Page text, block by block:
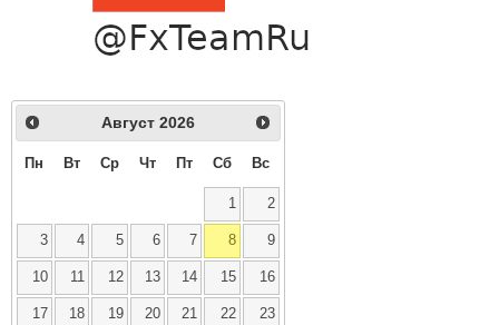
Август 2026
Пн Вт Ср Чт Пт Сб Вс
1 2
3 4 5 6 7 8 9
10 11 12 13 14 15 16
17 18 19 20 21 22 23